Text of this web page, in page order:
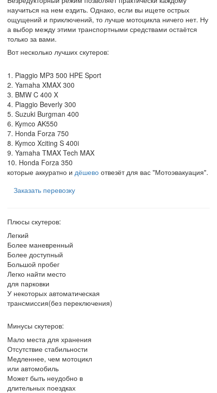
научиться на нем ездить. Однако, если вы ищете острых
ощущений и приключений, то лучше мотоцикла ничего нет. Ну
а выбор между этими транспортными средствами остаётся
только за вами.
Вот несколько лучших скутеров:
1. Piaggio MP3 500 HPE Sport
2. Yamaha XMAX 300
3. BMW C 400 X
4. Piaggio Beverly 300
5. Suzuki Burgman 400
6. Kymco AK550
7. Honda Forza 750
8. Kymco Xciting S 400i
9. Yamaha TMAX Tech MAX
10. Honda Forza 350
которые аккуратно и дёшево отвезёт для вас "Мотоэвакуация".
Заказать перевозку
Плюсы скутеров:
Легкий
Более маневренный
Более доступный
Большой пробег
Легко найти место
для парковки
У некоторых автоматическая
трансмиссия(без переключения)
Минусы скутеров:
Мало места для хранения
Отсутствие стабильности
Медленнее, чем мотоцикл
или автомобиль
Может быть неудобно в
длительных поездках